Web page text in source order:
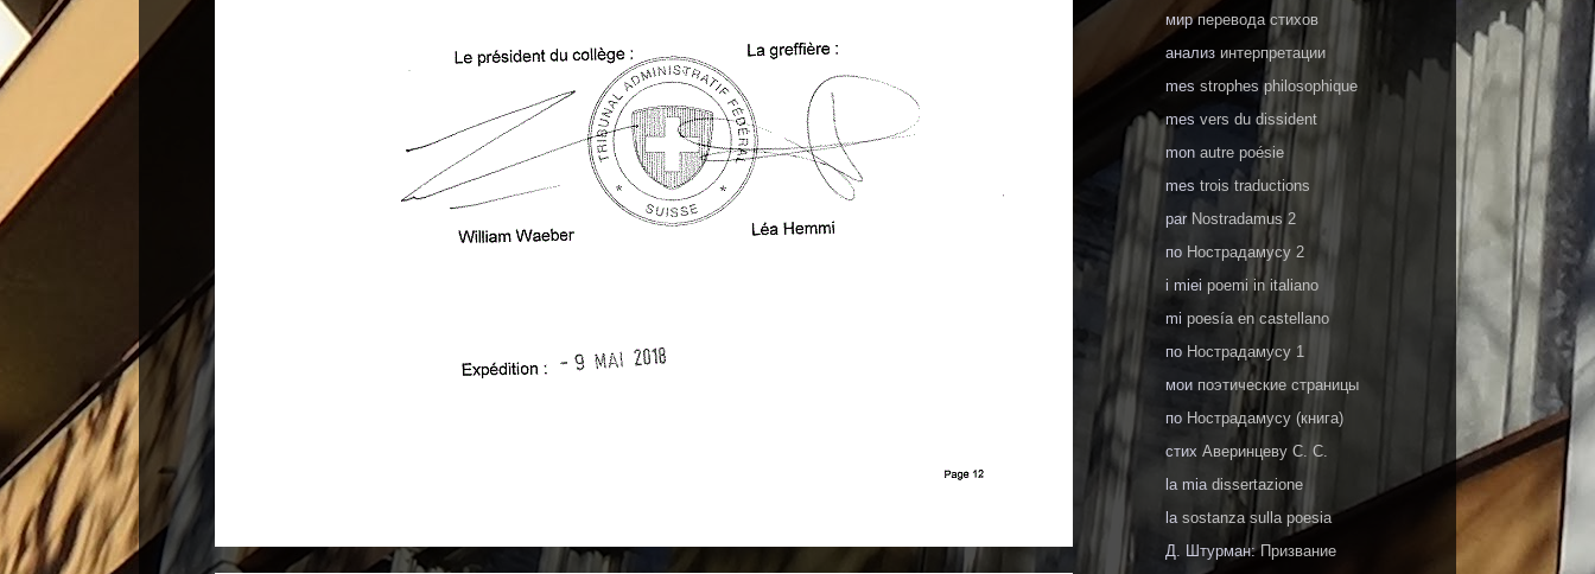
мирперевода стихов
анализ интерпретации
mes strophes philosophique
mes vers du dissident
mon autre poésie
mes trois traductions
par Nostradamus 2
по Нострадамусу 2
i miei poemi in italiano
mi poesía en castellano
по Нострадамусу 1
мои поэтические страницы
по Нострадамусу (книга)
стих Аверинцеву С. С.
la mia dissertazione
la sostanza sulla poesia
Д. Штурман:Призвание